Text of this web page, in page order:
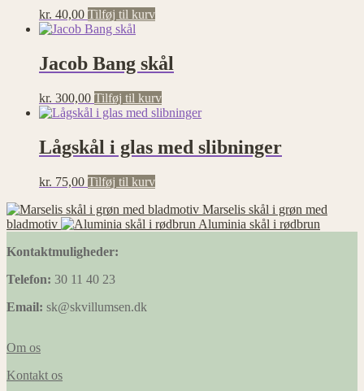
kr. 40,00 Tilføj til kurv
Jacob Bang skål
kr. 300,00 Tilføj til kurv
Lågskål i glas med slibninger
kr. 75,00 Tilføj til kurv
Marselis skål i grøn med
bladmotiv
Aluminia skål i rødbrun
Kontaktmuligheder:
Telefon: 30 11 40 23
Email: sk@skvillumsen.dk
Om os
Kontakt os
forstå,
hvordan de
besøgende
med
ved at
indsamle og
oplysninger
anonymt.
Præferencer
Præference
det muligt
hjemmeside
oplysninger,
hjemmesiden
ser ud eller
opfører sig